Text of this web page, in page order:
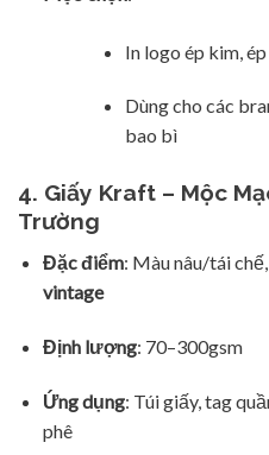
In logo ép kim,
Dùng cho các
bao bì
4. Giấy Kraft – Mộc
Trường
Đặc điểm: Màu nâu/tái
vintage
Định lượng: 70–300gsm
Ứng dụng: Túi giấy, tag
phê